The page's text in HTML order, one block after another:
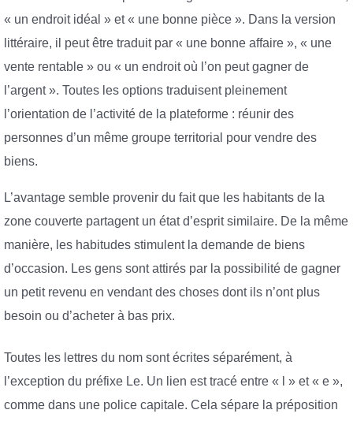
« un endroit idéal » et « une bonne pièce ». Dans la version
littéraire, il peut être traduit par « une bonne affaire », « une
vente rentable » ou « un endroit où l’on peut gagner de
l’argent ». Toutes les options traduisent pleinement
l’orientation de l’activité de la plateforme : réunir des
personnes d’un même groupe territorial pour vendre des
biens.
L’avantage semble provenir du fait que les habitants de la
zone couverte partagent un état d’esprit similaire. De la même
manière, les habitudes stimulent la demande de biens
d’occasion. Les gens sont attirés par la possibilité de gagner
un petit revenu en vendant des choses dont ils n’ont plus
besoin ou d’acheter à bas prix.
Toutes les lettres du nom sont écrites séparément, à
l’exception du préfixe Le. Un lien est tracé entre « l » et « e »,
comme dans une police capitale. Cela sépare la préposition